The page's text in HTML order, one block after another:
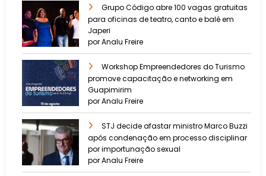
Grupo Código abre 100 vagas gratuitas
para oficinas de teatro, canto e balé em
Japeri
por Analu Freire
Workshop Empreendedores do Turismo
promove capacitação e networking em
Guapimirim
por Analu Freire
STJ decide afastar ministro Marco Buzzi
após condenação em processo disciplinar
por importunação sexual
por Analu Freire